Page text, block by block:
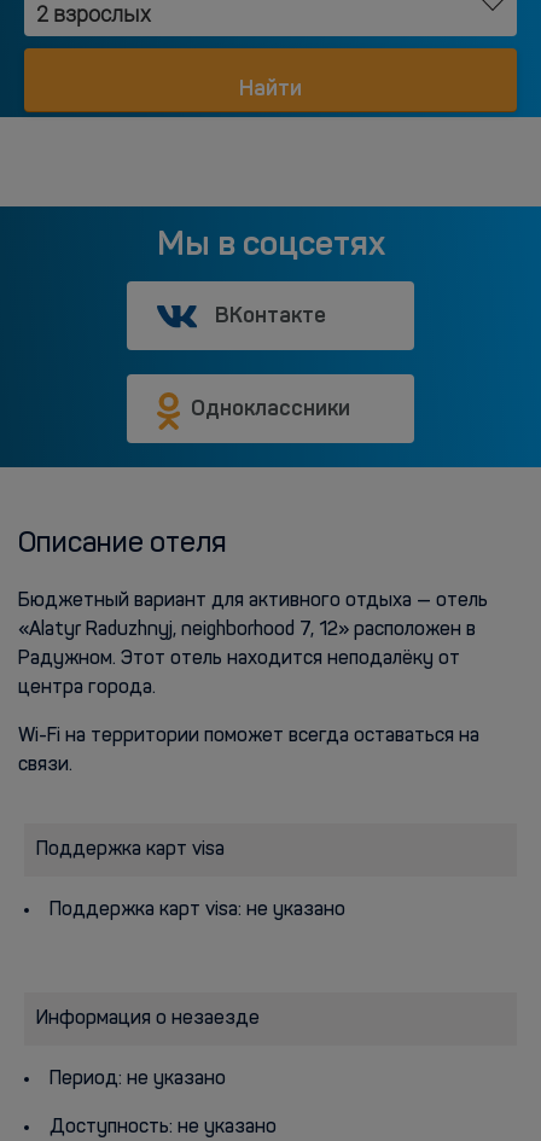
2 взрослых
Найти
Мы в соцсетях
ВКонтакте
Одноклассники
Описание отеля
Бюджетный вариант для активного отдыха — отель
«Alatyr Raduzhnyj, neighborhood 7, 12» расположен в
Радужном. Этот отель находится неподалёку от
центра города.
Wi-Fi на территории поможет всегда оставаться на
связи.
Поддержка карт visa
Поддержка карт visa: не указано
Информация о незаезде
Период: не указано
Доступность: не указано